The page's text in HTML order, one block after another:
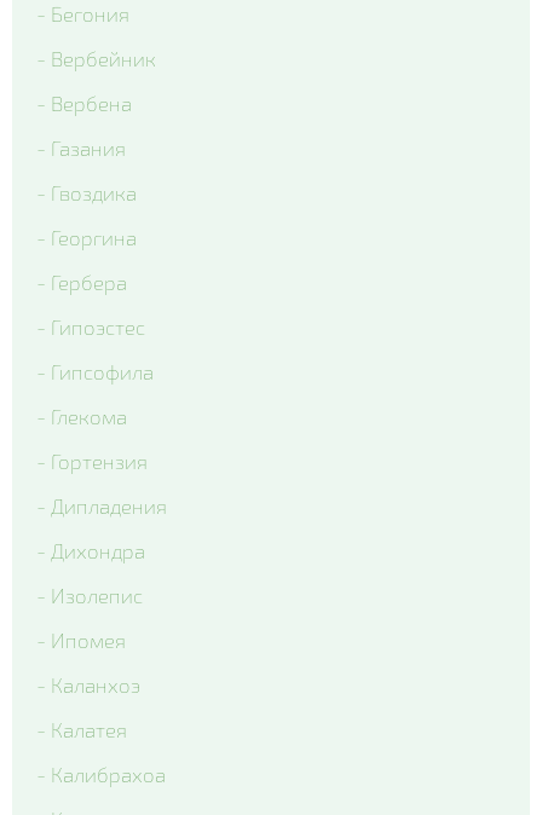
- Вся виола
- Бегония
- Вербейник
- Вербена
- Газания
- Гвоздика
- Георгина
- Гербера
- Гипоэстес
- Гипсофила
- Глекома
- Гортензия
- Дипладения
- Дихондра
- Изолепис
- Ипомея
- Каланхоэ
- Калатея
- Калибрахоа